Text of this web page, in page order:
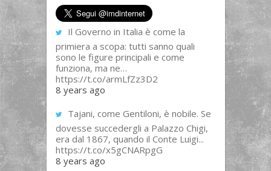
Il Governo in Italia è come la
primiera a scopa: tutti sanno quali
sono le figure principali e come
funziona, ma ne…
https://t.co/armLfZz3D2
8 years ago
Tajani, come Gentiloni, è nobile. Se
dovesse succedergli a Palazzo Chigi,
era dal 1867, quando il Conte Luigi...
https://t.co/x5gCNARpgG
8 years ago